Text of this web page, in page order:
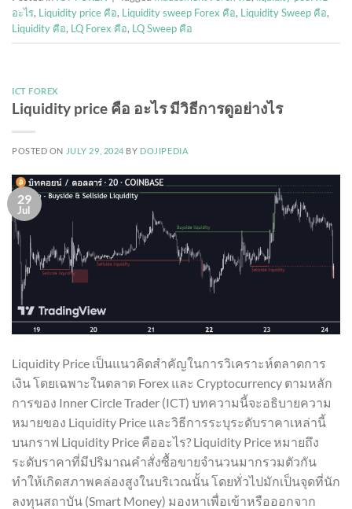
อะไร, Liquidity price คือ, Liquidity sweep Forex คือ, Liquidity Sweep คือ,
Liquidity คือ, LQ Forex คือ, LQ Sweep คือ
ICT FOREX
Liquidity price คือ อะไร มีวิธีการดูอย่างไร
POSTED ON JULY 29, 2024 BY DOJIPEDIA
29
Jul
Liquidity Price เป็นแนวคิดสำคัญในการวิเคราะห์ตลาดการ
เงิน โดยเฉพาะในตลาด Forex และ Cryptocurrency ตามหลัก
การของ Inner Circle Trader (ICT) บทความนี้จะอธิบายความ
หมายของ Liquidity Price และวิธีการระบุระดับราคาเหล่านี้
บนกราฟ Liquidity Price คืออะไร? Liquidity Price หมายถึง
ระดับราคาที่มีปริมาณคำสั่งซื้อขายจำนวนมากรวมตัวกัน
ทำให้เกิดสภาพคล่องสูงในบริเวณนั้น โดยทั่วไปมักเป็นจุดที่นัก
ลงทุนสถาบัน (Smart Money) มองหาเพื่อเข้าหรือออกจาก